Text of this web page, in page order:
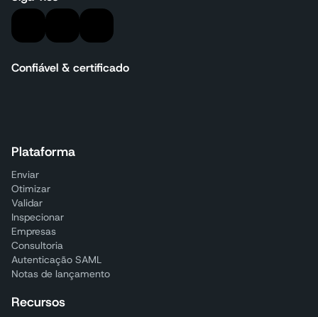
Confiável & certificado
Plataforma
Enviar
Otimizar
Validar
Inspecionar
Empresas
Consultoria
Autenticação SAML
Notas de lançamento
Recursos